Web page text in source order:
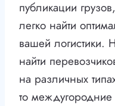
публикации
легко найти
вашей логистики.
найти
на различных
то междугородние